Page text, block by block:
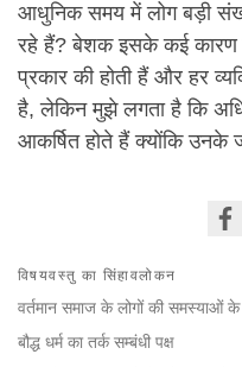
आधुनिक समय में लोग बड़ी
रहे हैं? बेशक इसके कई कारण
प्रकार की होती हैं और हर
है, लेकिन मुझे लगता है कि
आकर्षित होते हैं क्योंकि उनके
विषयवस्तु का सिंहावलोकन
वर्तमान समाज के लोगों की समस्याओं के
बौद्ध धर्म का तर्क सम्बंधी पक्ष